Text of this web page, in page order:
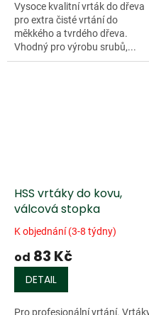
Vysoce kvalitní vrták do dřeva
pro extra čisté vrtání do
měkkého a tvrdého dřeva.
Vhodný pro výrobu srubů,...
HSS vrtáky do kovu,
válcová stopka
K objednání (3-8 týdny)
od 83 Kč
DETAIL
Pro profesionální vrtání.